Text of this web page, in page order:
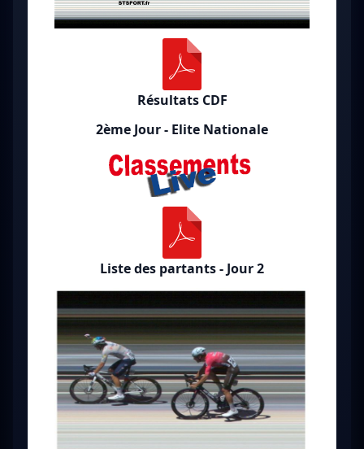
Résultats CDF
2ème Jour - Elite Nationale
Liste des partants - Jour 2